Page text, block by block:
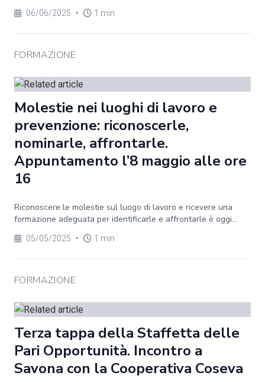
06/06/2025 • 1 min
FORMAZIONE
Molestie nei luoghi di lavoro e
prevenzione: riconoscerle,
nominarle, affrontarle.
Appuntamento l’8 maggio alle ore
16
Riconoscere le molestie sul luogo di lavoro e ricevere una
formazione adeguata per identificarle e affrontarle è oggi...
05/05/2025 • 1 min
FORMAZIONE
Terza tappa della Staffetta delle
Pari Opportunità. Incontro a
Savona con la Cooperativa Coseva